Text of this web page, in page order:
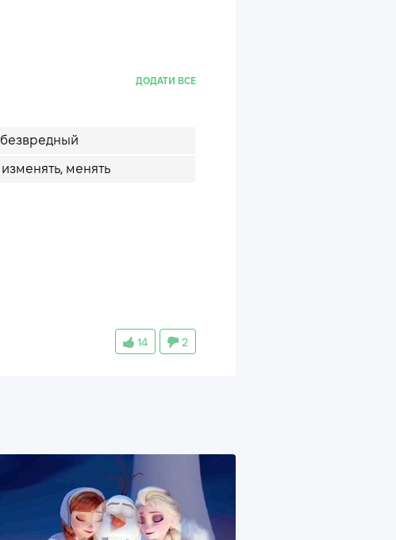
ДОДАТИ ВСЕ
безвредный
изменять, менять
14 2